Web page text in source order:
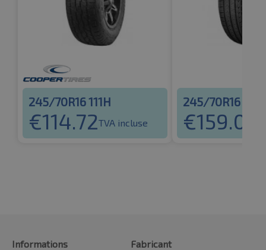
245/70R16 111H
€114.72TVA incluse
245/70R16
€159.06
Informations
Fabricant